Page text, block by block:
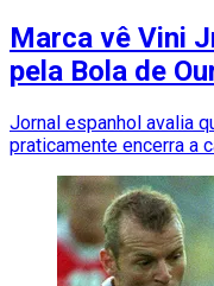
Marca vê Vini
pela Bola de
Jornal espanhol avalia
praticamente encerra a